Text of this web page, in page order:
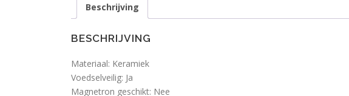
Beschrijving
BESCHRIJVING
Materiaal: Keramiek
Voedselveilig: Ja
Magnetron geschikt: Nee